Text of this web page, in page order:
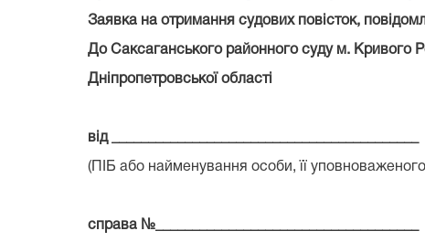
Заявка на отримання судових повісток,
До Саксаганського районного суду м. Кривого
Дніпропетровської області
від __________________________________________
(ПІБ або найменування особи, її
справа №____________________________________